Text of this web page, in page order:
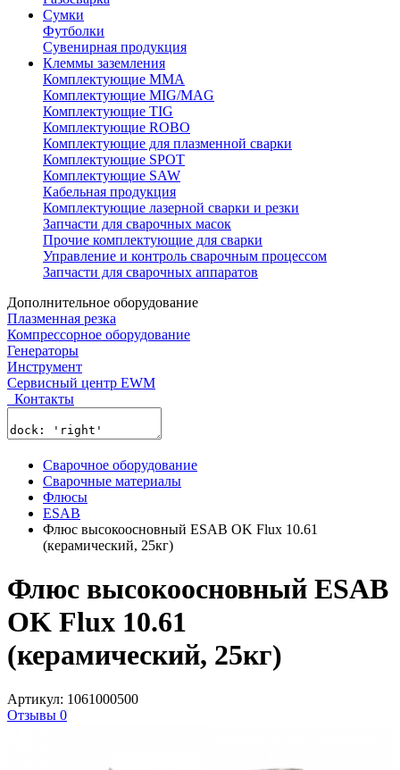
Сумки
Футболки
Сувенирная продукция
Клеммы заземления
Комплектующие ММА
Комплектующие MIG/MAG
Комплектующие TIG
Комплектующие ROBO
Комплектующие для плазменной сварки
Комплектующие SPOT
Комплектующие SAW
Кабельная продукция
Комплектующие лазерной сварки и резки
Запчасти для сварочных масок
Прочие комплектующие для сварки
Управление и контроль сварочным процессом
Запчасти для сварочных аппаратов
Дополнительное оборудование
Плазменная резка
Компрессорное оборудование
Генераторы
Инструмент
Сервисный центр EWM
Контакты
Сварочное оборудование
Сварочные материалы
Флюсы
ESAB
Флюс высокоосновный ESAB OK Flux 10.61
(керамический, 25кг)
Флюс высокоосновный ESAB
OK Flux 10.61
(керамический, 25кг)
Артикул: 1061000500
Отзывы 0